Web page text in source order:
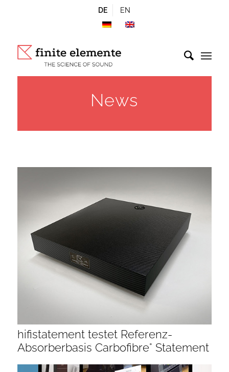
DE EN
News
hifistatement testet Referenz-
Absorberbasis Carbofibre° Statement